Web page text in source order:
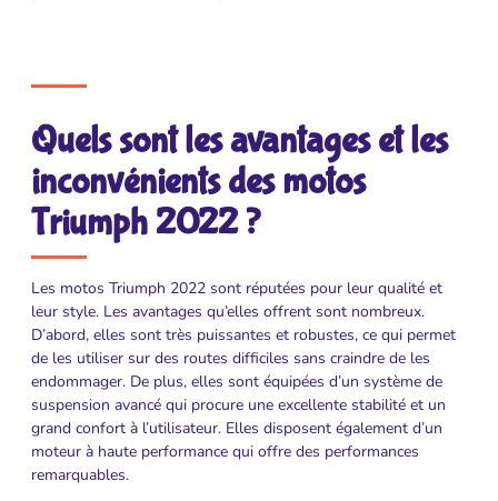
Quels sont les avantages et les
inconvénients des motos
Triumph 2022 ?
Les motos Triumph 2022 sont réputées pour leur qualité et
leur style. Les avantages qu’elles offrent sont nombreux.
D’abord, elles sont très puissantes et robustes, ce qui permet
de les utiliser sur des routes difficiles sans craindre de les
endommager. De plus, elles sont équipées d’un système de
suspension avancé qui procure une excellente stabilité et un
grand confort à l’utilisateur. Elles disposent également d’un
moteur à haute performance qui offre des performances
remarquables.